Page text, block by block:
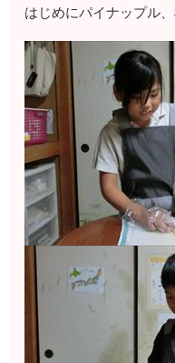
はじめにパイナップル